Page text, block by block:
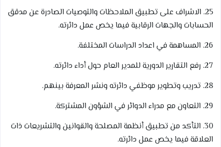
25. الاشراف على تطبيق الملاحظات والتوصيات الصادرة عن مدقق
الحسابات والجهات الرقابية فيما يخص عمل دائرته.
26. المساهمة في اعداد الدراسات المختلفة.
27. رفع التقارير الدورية للمدير العام حول أداء دائرته.
28. تدريب وتطوير موظفي دائرته ونشر المعرفة بينهم.
29. التعاون مع مدراء الدوائر في الشؤون المشتركة.
30. التأكد من تطبيق أنظمة المصلحة والقوانين والتشريعات ذات
العلاقة فيما يخص عمل دائرته.